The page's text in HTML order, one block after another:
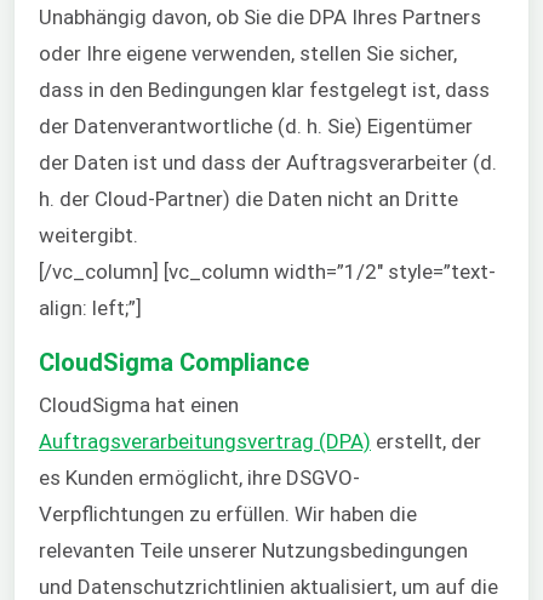
Unabhängig davon, ob Sie die DPA Ihres Partners
oder Ihre eigene verwenden, stellen Sie sicher,
dass in den Bedingungen klar festgelegt ist, dass
der Datenverantwortliche (d. h. Sie) Eigentümer
der Daten ist und dass der Auftragsverarbeiter (d.
h. der Cloud-Partner) die Daten nicht an Dritte
weitergibt.
[/vc_column] [vc_column width=”1/2″ style=”text-
align: left;”]
CloudSigma Compliance
CloudSigma hat einen
Auftragsverarbeitungsvertrag (DPA) erstellt, der
es Kunden ermöglicht, ihre DSGVO-
Verpflichtungen zu erfüllen. Wir haben die
relevanten Teile unserer Nutzungsbedingungen
und Datenschutzrichtlinien aktualisiert, um auf die